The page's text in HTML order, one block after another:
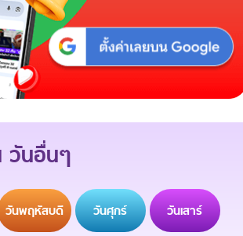
วันอื่นๆ
วันพฤหัสบดี วันศุกร์ วันเสาร์